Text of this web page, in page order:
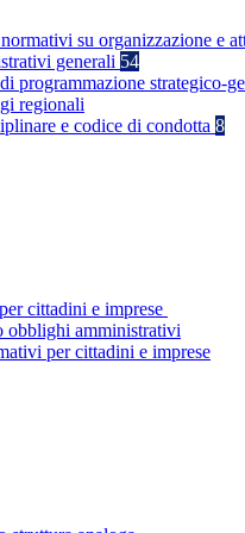
su organizzazione e
generali 54
programmazione strategico-
regionali
e codice di condotta 8
cittadini e imprese
obblighi amministrativi
per cittadini e imprese